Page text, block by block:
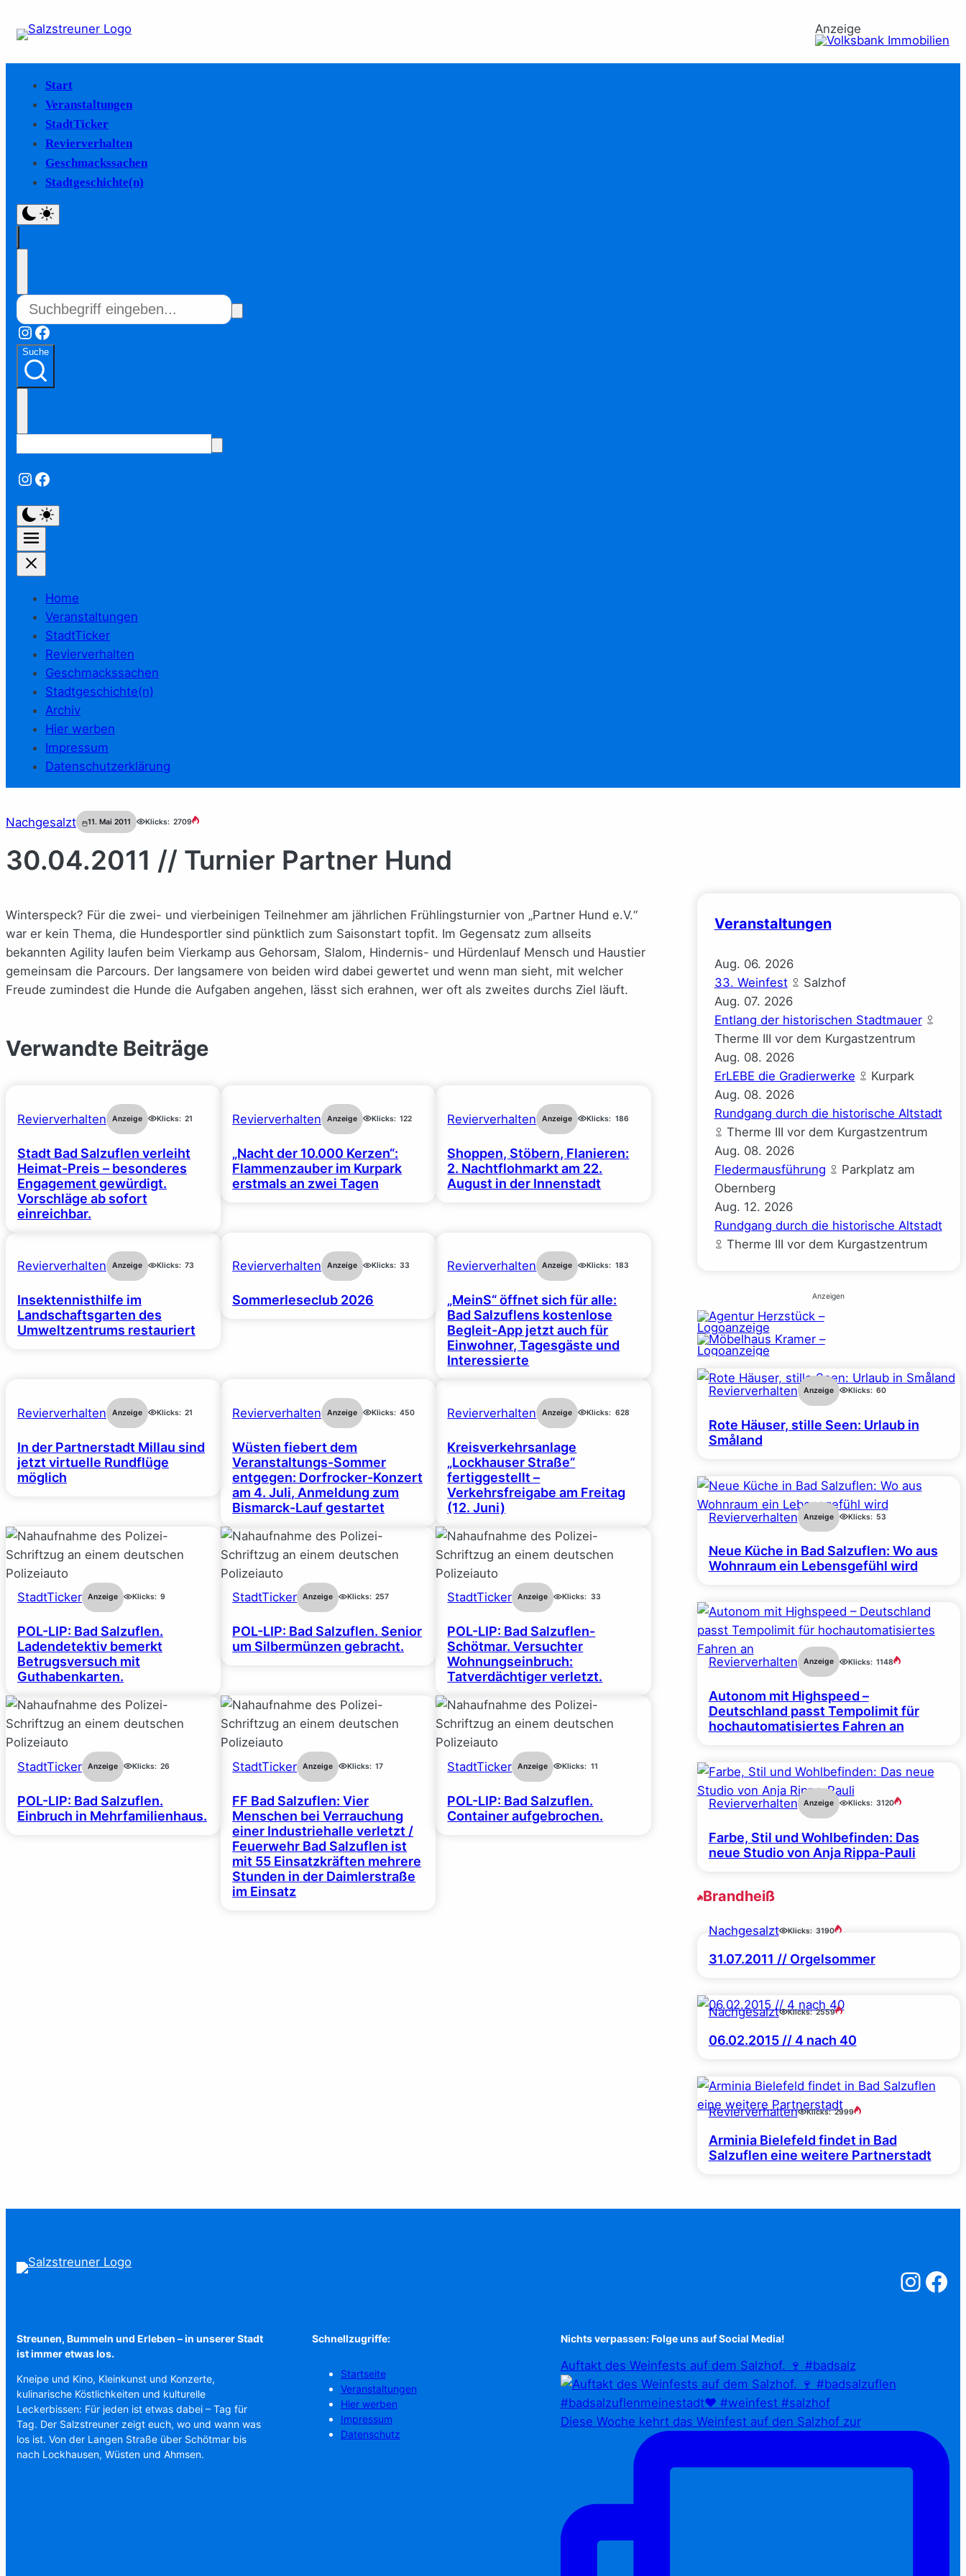
Anzeige
Start
Veranstaltungen
StadtTicker
Revierverhalten
Geschmackssachen
Stadtgeschichte(n)
Instagram
Facebook
Suche
Instagram
Facebook
Home
Veranstaltungen
StadtTicker
Revierverhalten
Geschmackssachen
Stadtgeschichte(n)
Archiv
Hier werben
Impressum
Datenschutzerklärung
Nachgesalzt 11. Mai 2011 Klicks: 2709
30.04.2011 // Turnier Partner Hund
Winterspeck? Für die zwei- und vierbeinigen Teilnehmer am jährlichen Frühlingsturnier von „Partner Hund e.V.“
war er kein Thema, die Hundesportler sind pünktlich zum Saisonstart topfit. Im Gegensatz zum allseits
bekannten Agility laufen beim Vierkamp aus Gehorsam, Slalom, Hindernis- und Hürdenlauf Mensch und Haustier
gemeinsam die Parcours. Der langsamere von beiden wird dabei gewertet und wenn man sieht, mit welcher
Freude zumindest die Hunde die Aufgaben angehen, lässt sich erahnen, wer oft als zweites durchs Ziel läuft.
Verwandte Beiträge
Revierverhalten Anzeige Klicks: 21
Stadt Bad Salzuflen verleiht
Heimat-Preis – besonderes
Engagement gewürdigt.
Vorschläge ab sofort
einreichbar.
Revierverhalten Anzeige Klicks: 122
„Nacht der 10.000 Kerzen“:
Flammenzauber im Kurpark
erstmals an zwei Tagen
Revierverhalten Anzeige Klicks: 186
Shoppen, Stöbern, Flanieren:
2. Nachtflohmarkt am 22.
August in der Innenstadt
Revierverhalten Anzeige Klicks: 73
Insektennisthilfe im
Landschaftsgarten des
Umweltzentrums restauriert
Revierverhalten Anzeige Klicks: 33
Sommerleseclub 2026
Revierverhalten Anzeige Klicks: 183
„MeinS“ öffnet sich für alle:
Bad Salzuflens kostenlose
Begleit-App jetzt auch für
Einwohner, Tagesgäste und
Interessierte
Revierverhalten Anzeige Klicks: 21
In der Partnerstadt Millau sind
jetzt virtuelle Rundflüge
möglich
Revierverhalten Anzeige Klicks: 450
Wüsten fiebert dem
Veranstaltungs-Sommer
entgegen: Dorfrocker-Konzert
am 4. Juli, Anmeldung zum
Bismarck-Lauf gestartet
Revierverhalten Anzeige Klicks: 628
Kreisverkehrsanlage
„Lockhauser Straße“
fertiggestellt –
Verkehrsfreigabe am Freitag
(12. Juni)
StadtTicker Anzeige Klicks: 9
POL-LIP: Bad Salzuflen.
Ladendetektiv bemerkt
Betrugsversuch mit
Guthabenkarten.
StadtTicker Anzeige Klicks: 257
POL-LIP: Bad Salzuflen. Senior
um Silbermünzen gebracht.
StadtTicker Anzeige Klicks: 33
POL-LIP: Bad Salzuflen-
Schötmar. Versuchter
Wohnungseinbruch:
Tatverdächtiger verletzt.
StadtTicker Anzeige Klicks: 26
POL-LIP: Bad Salzuflen.
Einbruch in Mehrfamilienhaus.
StadtTicker Anzeige Klicks: 17
FF Bad Salzuflen: Vier
Menschen bei Verrauchung
einer Industriehalle verletzt /
Feuerwehr Bad Salzuflen ist
mit 55 Einsatzkräften mehrere
Stunden in der Daimlerstraße
im Einsatz
StadtTicker Anzeige Klicks: 11
POL-LIP: Bad Salzuflen.
Container aufgebrochen.
Veranstaltungen
Aug. 06. 2026
33. Weinfest
Salzhof
Aug. 07. 2026
Entlang der historischen Stadtmauer
Therme III vor dem Kurgastzentrum
Aug. 08. 2026
ErLEBE die Gradierwerke
Kurpark
Aug. 08. 2026
Rundgang durch die historische Altstadt
Therme III vor dem Kurgastzentrum
Aug. 08. 2026
Fledermausführung
Parkplatz am
Obernberg
Aug. 12. 2026
Rundgang durch die historische Altstadt
Therme III vor dem Kurgastzentrum
Anzeigen
Revierverhalten Anzeige Klicks: 60
Rote Häuser, stille Seen: Urlaub in
Småland
Revierverhalten Anzeige Klicks: 53
Neue Küche in Bad Salzuflen: Wo aus
Wohnraum ein Lebensgefühl wird
Revierverhalten Anzeige Klicks: 1148
Autonom mit Highspeed –
Deutschland passt Tempolimit für
hochautomatisiertes Fahren an
Revierverhalten Anzeige Klicks: 3120
Farbe, Stil und Wohlbefinden: Das
neue Studio von Anja Rippa-Pauli
Brandheiß
Nachgesalzt Klicks: 3190
31.07.2011 // Orgelsommer
Nachgesalzt Klicks: 2559
06.02.2015 // 4 nach 40
Revierverhalten Klicks: 2999
Arminia Bielefeld findet in Bad
Salzuflen eine weitere Partnerstadt
Salzstreuner
Streunen, Bummeln und Erleben – in unserer Stadt
ist immer etwas los.
Kneipe und Kino, Kleinkunst und Konzerte,
kulinarische Köstlichkeiten und kulturelle
Leckerbissen: Für jeden ist etwas dabei – Tag für
Tag. Der Salzstreuner zeigt euch, wo und wann was
los ist. Von der Langen Straße über Schötmar bis
nach Lockhausen, Wüsten und Ahmsen.
Schnellzugriffe:
Startseite
Veranstaltungen
Hier werben
Impressum
Datenschutz
Nichts verpassen: Folge uns auf Social Media!
Auftakt des Weinfests auf dem Salzhof. 🍷 #badsalz
Diese Woche kehrt das Weinfest auf den Salzhof zur